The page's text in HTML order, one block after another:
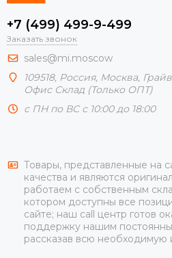
+7 (499) 499-9-499
Заказать звонок
sales@mi.moscow
109518, Россия, Москва,
Офис Склад (Только ОПТ)
с ПН по ВС с 10:00 до 18:00
Товары, представленные на
качества и являются
работаем с собственным
котором доступны все
сайте; наш call центр готов
поддержку нашим
рассказав всю необходимую